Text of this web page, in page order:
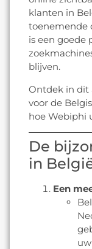
klanten in
toenemende
is een goede
blijven.
Ontdek in dit
voor de
hoe Webiphi
De
in
Een